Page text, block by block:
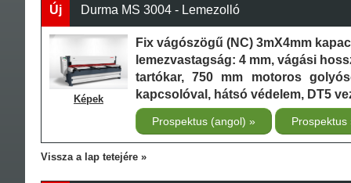
Új Durma MS 3004 - Lemezolló
Képek
Fix vágószögű (NC) 3mX4mm
lemezvastagság: 4 mm, vágási
tartókar, 750 mm motoros
kapcsolóval, hátsó védelem, DT5
Prospektus (angol) Prospektus
Vissza a lap tetejére